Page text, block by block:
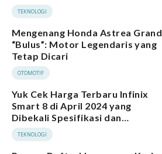
TEKNOLOGI
Mengenang Honda Astrea Grand
“Bulus”: Motor Legendaris yang
Tetap Dicari
OTOMOTIF
Yuk Cek Harga Terbaru Infinix
Smart 8 di April 2024 yang
Dibekali Spesifikasi dan
Performa Menarik
TEKNOLOGI